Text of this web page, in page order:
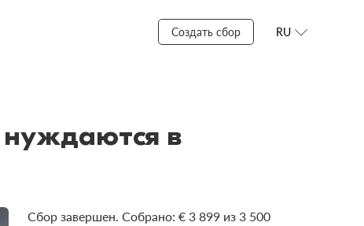
Создать сбор RU
нуждаются в
Сбор завершен. Собрано: € 3 899 из 3 500